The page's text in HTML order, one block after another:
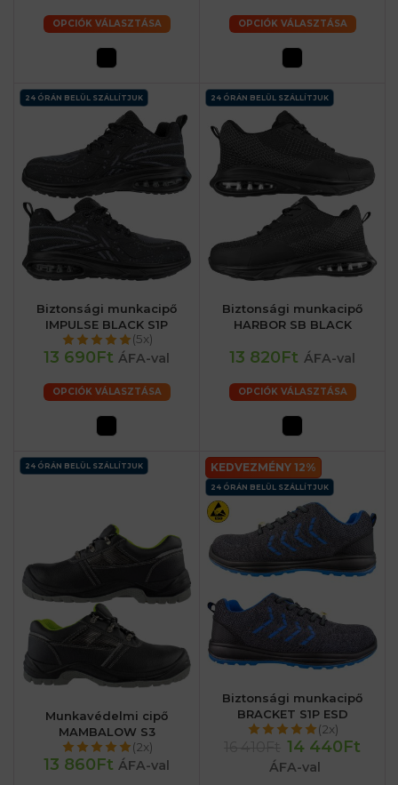
OPCIÓK VÁLASZTÁSA OPCIÓK VÁLASZTÁSA
24 ÓRÁN BELÜL SZÁLLÍTJUK
Biztonsági munkacipő
IMPULSE BLACK S1P
(5x)
13 690Ft ÁFA-val
OPCIÓK VÁLASZTÁSA
24 ÓRÁN BELÜL SZÁLLÍTJUK
Biztonsági munkacipő
HARBOR SB BLACK
13 820Ft ÁFA-val
OPCIÓK VÁLASZTÁSA
24 ÓRÁN BELÜL SZÁLLÍTJUK
Munkavédelmi cipő
MAMBALOW S3
(2x)
13 860Ft ÁFA-val
KEDVEZMÉNY 12%
24 ÓRÁN BELÜL SZÁLLÍTJUK
Biztonsági munkacipő
BRACKET S1P ESD
(2x)
14 440Ft
ÁFA-val